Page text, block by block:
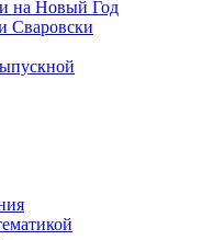
на Новый Год
Сваровски